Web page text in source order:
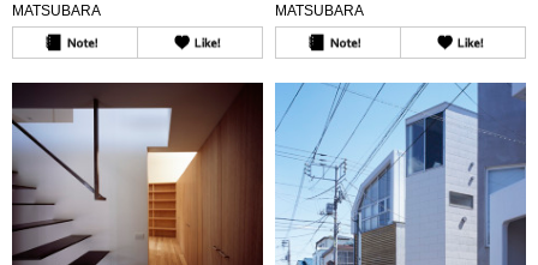
MATSUBARA MATSUBARA